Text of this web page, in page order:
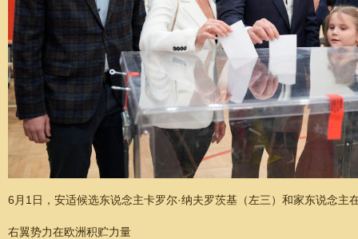
6月1日，安适候选东说念主卡罗尔·纳夫罗茨基（左三）和家东说念
右翼势力在欧洲积贮力量